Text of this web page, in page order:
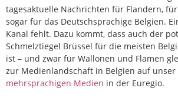
tagesaktuelle Nachrichten für Flandern,
sogar für das Deutschsprachige Belgien.
Kanal fehlt. Dazu kommt, dass auch der
Schmelztiegel Brüssel für die meisten
ist – und zwar für Wallonen und Flamen
zur Medienlandschaft in Belgien auf unser
mehrsprachigen Medien in der Euregio.